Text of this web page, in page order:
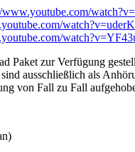
www.youtube.com/
Paket zur Verfügung
ausschließlich als
von Fall zu Fall